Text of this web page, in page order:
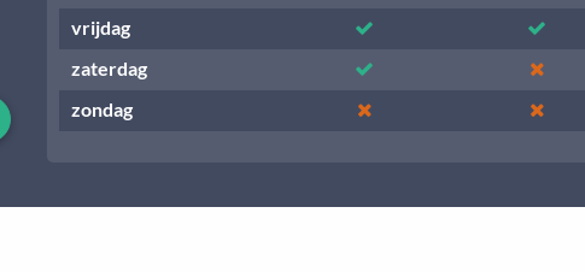
vrijdag
zaterdag
zondag